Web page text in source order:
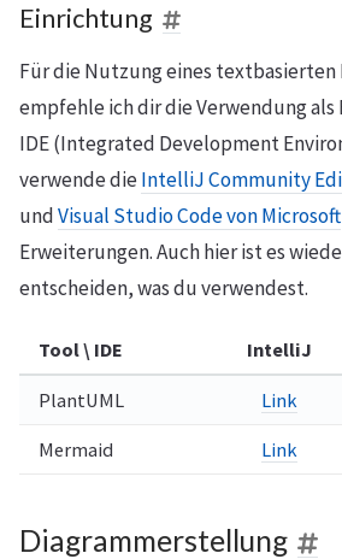
Einrichtung
Für die Nutzung eines textbasierten
empfehle ich dir die Verwendung als
IDE (Integrated Development
verwende dieIntelliJ Community
undVisual Studio Code von Microsoft
Erweiterungen. Auch hier ist es
entscheiden, was du verwendest.
Tool \ IDE IntelliJ
PlantUML Link
Mermaid Link
Diagrammerstellung